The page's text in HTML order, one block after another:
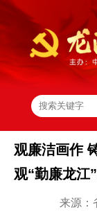
观廉洁画作
观“勤廉龙江
来源